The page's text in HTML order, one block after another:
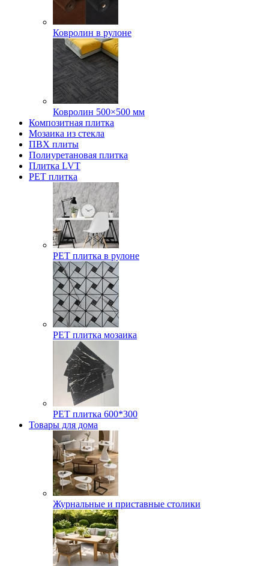
Ковролин в рулоне
Ковролин 500×500 мм
Композитная плитка
Мозаика из стекла
ПВХ плиты
Полиуретановая плитка
Плитка LVT
РЕТ плитка
РЕТ плитка в рулоне
РЕТ плитка мозаика
РЕТ плитка 600*300
Товары для дома
Журнальные и приставные столики